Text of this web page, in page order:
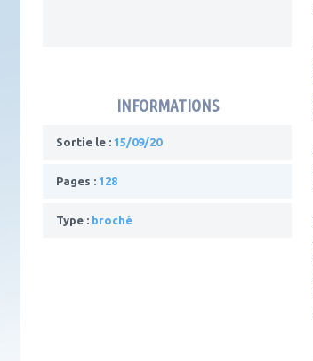
INFORMATIONS
Sortie le : 15/09/20
Pages : 128
Type : broché